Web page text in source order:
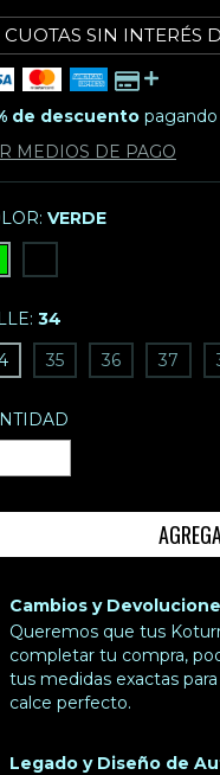
CUOTAS SIN INTERÉS
de descuento
MEDIOS DE PAGO
VERDE
34
35 36 37
Cambios y
Queremos que tus
completar tu compra,
tus medidas exactas
calce perfecto.
Legado y Diseño de